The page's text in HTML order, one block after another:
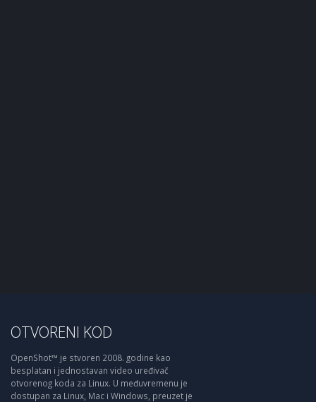
OTVORENI KOD
OpenShot™ je stvoren 2008. godine kao
besplatan i jednostavan video uređivač
otvorenog koda za Linux. U međuvremenu je
dostupan za Linux, Mac i Windows, preuzet je